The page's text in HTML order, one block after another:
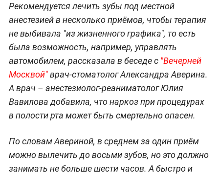
Рекомендуется лечить зубы под местной
анестезией в несколько приёмов, чтобы терапия
не выбивала "из жизненного графика", то есть
была возможность, например, управлять
автомобилем, рассказала в беседе с "Вечерней
Москвой"врач-стоматолог Александра Аверина.
А врач – анестезиолог-реаниматолог Юлия
Вавилова добавила, что наркоз при процедурах
в полости рта может быть смертельно опасен.
По словам Авериной, в среднем за один приём
можно вылечить до восьми зубов, но это должно
занимать не больше шести часов. А быстро и